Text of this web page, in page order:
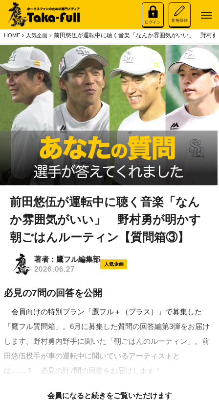
HOME 人気企画 前田悠伍が運転中に聴く音楽「なんか雰囲気がいい」 野村
前田悠伍が運転中に聴く音楽「なん
か雰囲気がいい」 野村勇が明かす
朝ごはんルーティン【質問箱③】
著者：鷹フル編集部
2026.06.27
人気企画
必見の7問の回答を公開
会員向けの特別プラン「鷹フル＋（プラス）」で募集した
「鷹フル質問箱」。6月に募集した質問の回答編第3弾をお届け
します。野村勇内野手に聞いた「朝ごはんのルーティン」。前
田悠伍投手が車の運転中に聞いているアーティストと
は……？ 必見の計7問の回答をお届けします！
会員になると続きをご覧いただけます